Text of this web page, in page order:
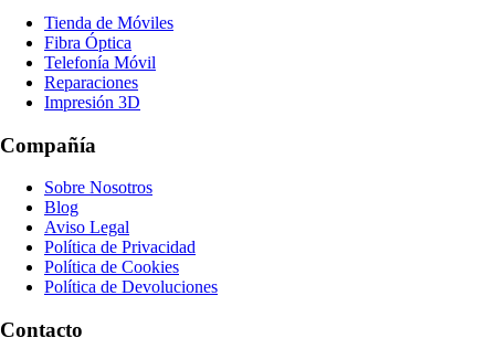
Tienda de Móviles
Fibra Óptica
Telefonía Móvil
Reparaciones
Impresión 3D
Compañía
Sobre Nosotros
Blog
Aviso Legal
Política de Privacidad
Política de Cookies
Política de Devoluciones
Contacto